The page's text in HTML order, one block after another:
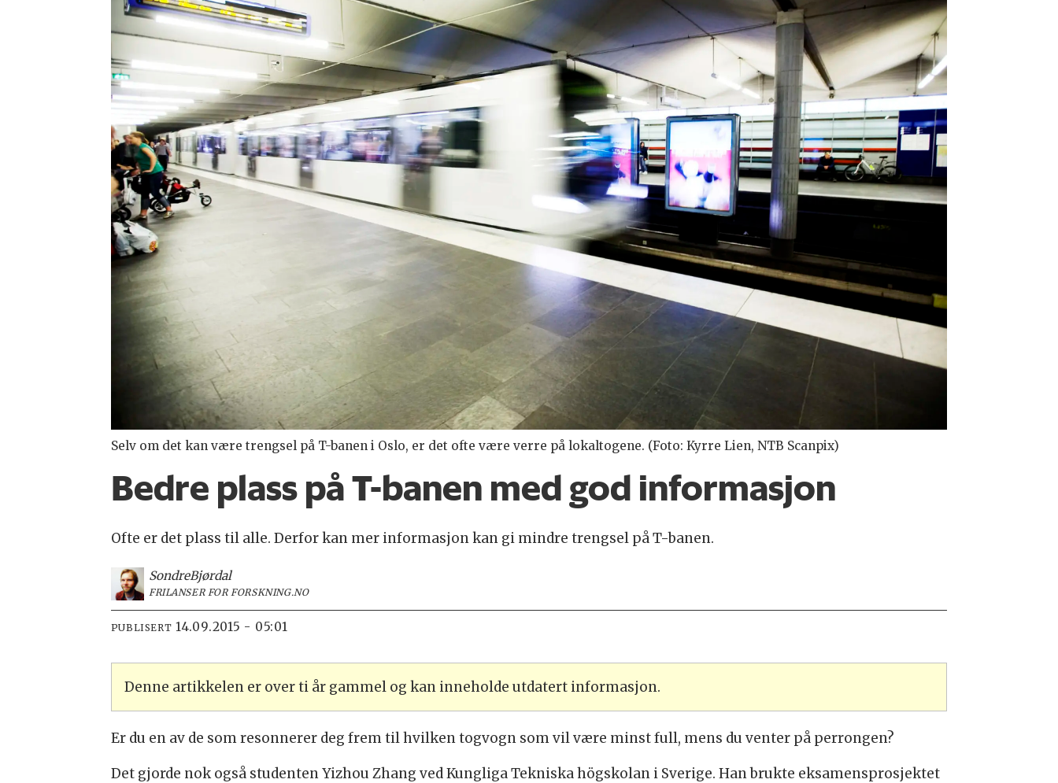
Selv om det kan være trengsel på T-banen i Oslo, er det ofte være verre på lokaltogene. (Foto: Kyrre Lien, NTB Scanpix)
Bedre plass på T-banen med god informasjon
Ofte er det plass til alle. Derfor kan mer informasjon kan gi mindre trengsel på T-banen.
SondreBjørdal
FRILANSER FOR FORSKNING.NO
PUBLISERT 14.09.2015 - 05:01
Denne artikkelen er over ti år gammel og kan inneholde utdatert informasjon.
Er du en av de som resonnerer deg frem til hvilken togvogn som vil være minst full, mens du venter på perrongen?
Det gjorde nok også studenten Yizhou Zhang ved Kungliga Tekniska högskolan i Sverige. Han brukte eksamensprosjektet